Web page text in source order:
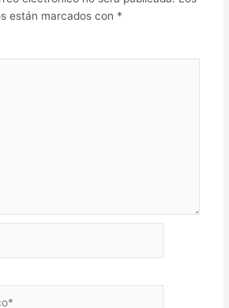
están marcados con *